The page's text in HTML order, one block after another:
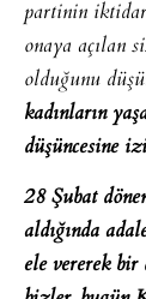
partinin
onaya açılan
olduğunu
kadınların
düşüncesine
28 Şubat
aldığında
ele vererek